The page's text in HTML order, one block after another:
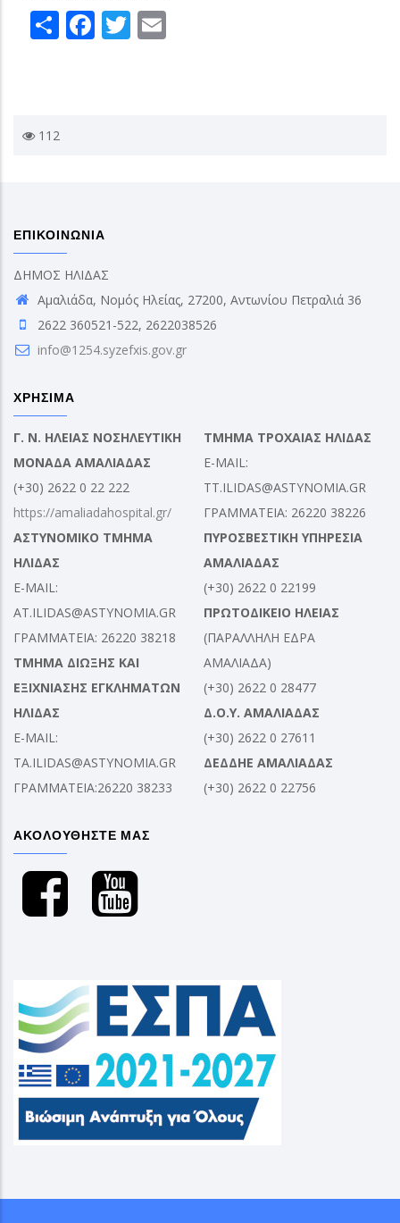
ShareFacebook
Twitter
112
ΕΠΙΚΟΙΝΩΝΙΑ
ΔΗΜΟΣ ΗΛΙΔΑΣ
Αμαλιάδα, Νομός Ηλείας, 27200, Αντωνίου Πετραλιά 36
2622 360521-522, 2622038526
info@1254.syzefxis.gov.gr
ΧΡΗΣΙΜΑ
Γ. Ν. ΗΛΕΙΑΣ ΝΟΣΗΛΕΥΤΙΚΗ
ΜΟΝΑΔΑ ΑΜΑΛΙΑΔΑΣ
(+30) 2622 0 22 222
https://amaliadahospital.gr/
ΑΣΤΥΝΟΜΙΚΟ ΤΜΗΜΑ
ΗΛΙΔΑΣ
E-MAIL:
AT.ILIDAS@ASTYNOMIA.GR
ΓΡΑΜΜΑΤΕΙΑ: 26220 38218
ΤΜΗΜΑ ΔΙΩΞΗΣ ΚΑΙ
ΕΞΙΧΝΙΑΣΗΣ ΕΓΚΛΗΜΑΤΩΝ
ΗΛΙΔΑΣ
E-MAIL:
TA.ILIDAS@ASTYNOMIA.GR
ΓΡΑΜΜΑΤΕΙΑ:26220 38233
ΤΜΗΜΑ ΤΡΟΧΑΙΑΣ ΗΛΙΔΑΣ
E-MAIL:
TT.ILIDAS@ASTYNOMIA.GR
ΓΡΑΜΜΑΤΕΙΑ: 26220 38226
ΠΥΡΟΣΒΕΣΤΙΚΗ ΥΠΗΡΕΣΙΑ
ΑΜΑΛΙΑΔΑΣ
(+30) 2622 0 22199
ΠΡΩΤΟΔΙΚΕΙΟ ΗΛΕΙΑΣ
(ΠΑΡΑΛΛΗΛΗ ΕΔΡΑ
ΑΜΑΛΙΑΔΑ)
(+30) 2622 0 28477
Δ.Ο.Υ. ΑΜΑΛΙΑΔΑΣ
(+30) 2622 0 27611
ΔΕΔΔΗΕ ΑΜΑΛΙΑΔΑΣ
(+30) 2622 0 22756
ΑΚΟΛΟΥΘΗΣΤΕ ΜΑΣ